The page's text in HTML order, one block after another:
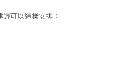
可以這樣安排：